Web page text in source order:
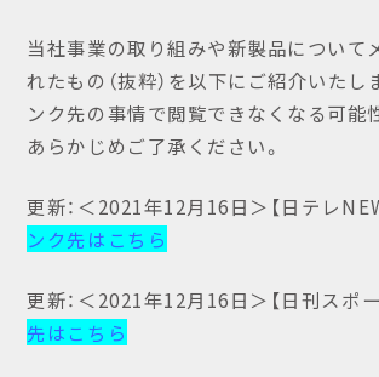
当社事業の取り組みや新製品について
れたもの（抜粋）を以下にご紹介いたし
ンク先の事情で閲覧できなくなる可能
あらかじめご了承ください。
更新：＜2021年12月16日＞【日テレ
ンク先はこちら
更新：＜2021年12月16日＞【日刊スポ
先はこちら